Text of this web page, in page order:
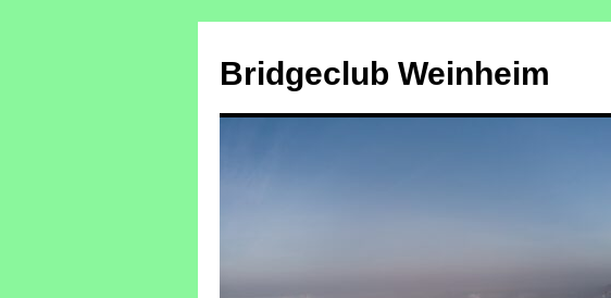
springen
Bridgeclub Weinheim